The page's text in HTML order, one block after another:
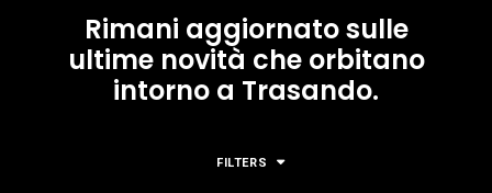
RICERCA
Rimani aggiornato sulle
ultime novità che orbitano
intorno a Trasando.
FILTERS